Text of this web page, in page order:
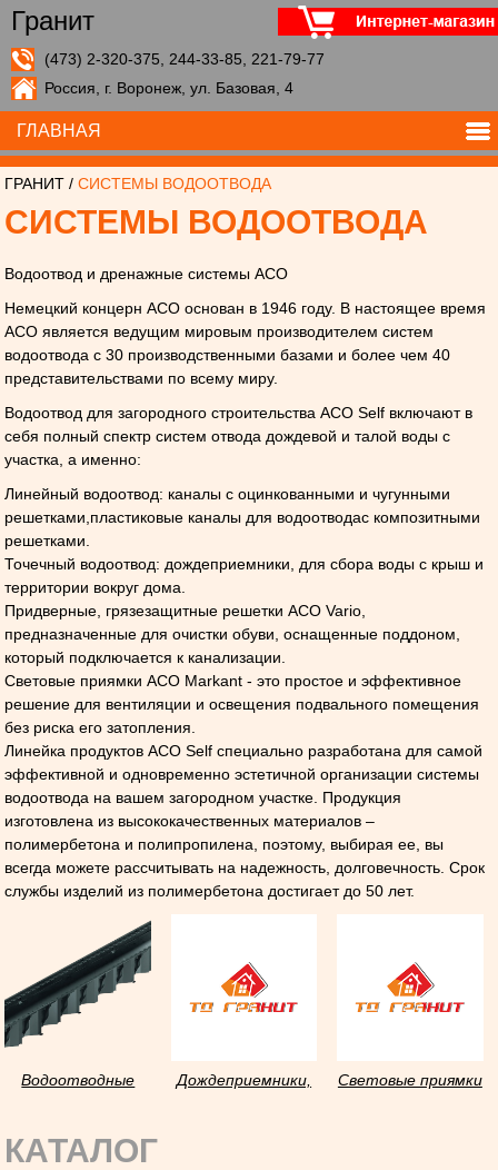
Гранит
(473) 2-320-375, 244-33-85, 221-79-77
Россия, г. Воронеж, ул. Базовая, 4
ГЛАВНАЯ
ГРАНИТ /СИСТЕМЫ ВОДООТВОДА
СИСТЕМЫ ВОДООТВОДА
Водоотвод и дренажные системы АСО
Немецкий концерн АСО основан в 1946 году. В настоящее время
АСО является ведущим мировым производителем систем
водоотвода c 30 производственными базами и более чем 40
представительствами по всему миру.
Водоотвод для загородного строительства ACO Self включают в
себя полный спектр систем отвода дождевой и талой воды с
участка, а именно:
Линейный водоотвод: каналы с оцинкованными и чугунными
решетками,пластиковые каналы для водоотводас композитными
решетками.
Точечный водоотвод: дождеприемники, для сбора воды с крыш и
территории вокруг дома.
Придверные, грязезащитные решетки ACO Vario,
предназначенные для очистки обуви, оснащенные поддоном,
который подключается к канализации.
Световые приямки ACO Markant - это простое и эффективное
решение для вентиляции и освещения подвального помещения
без риска его затопления.
Линейка продуктов ACO Self специально разработана для самой
эффективной и одновременно эстетичной организации системы
водоотвода на вашем загородном участке. Продукция
изготовлена из высококачественных материалов –
полимербетона и полипропилена, поэтому, выбирая ее, вы
всегда можете рассчитывать на надежность, долговечность. Срок
службы изделий из полимербетона достигает до 50 лет.
Водоотводные
решетками
Дождеприемники,
Световые приямки
КАТАЛОГ